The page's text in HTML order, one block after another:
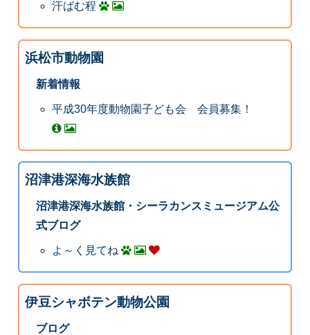
汗ばむ程
浜松市動物園
新着情報
平成30年度動物園子ども会 会員募集！
沼津港深海水族館
沼津港深海水族館・シーラカンスミュージアム公
式ブログ
よ～く見てね
伊豆シャボテン動物公園
ブログ